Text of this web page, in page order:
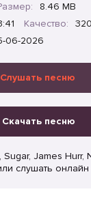
8.46 MB
Качество:
06-2026
Слушать песню
Скачать песню
James Hurr,
слушать